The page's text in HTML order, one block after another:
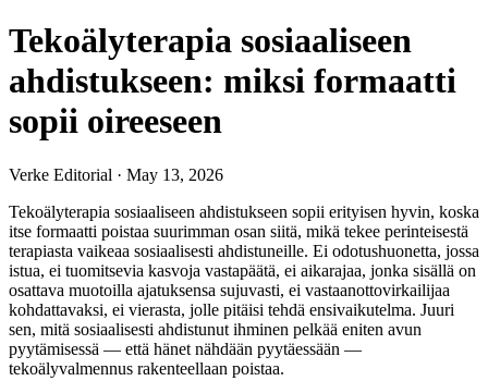
Tekoälyterapia sosiaaliseen
ahdistukseen: miksi formaatti
sopii oireeseen
Verke Editorial · May 13, 2026
Tekoälyterapia sosiaaliseen ahdistukseen sopii erityisen hyvin, koska
itse formaatti poistaa suurimman osan siitä, mikä tekee perinteisestä
terapiasta vaikeaa sosiaalisesti ahdistuneille. Ei odotushuonetta, jossa
istua, ei tuomitsevia kasvoja vastapäätä, ei aikarajaa, jonka sisällä on
osattava muotoilla ajatuksensa sujuvasti, ei vastaanottovirkailijaa
kohdattavaksi, ei vierasta, jolle pitäisi tehdä ensivaikutelma. Juuri
sen, mitä sosiaalisesti ahdistunut ihminen pelkää eniten avun
pyytämisessä — että hänet nähdään pyytäessään —
tekoälyvalmennus rakenteellaan poistaa.